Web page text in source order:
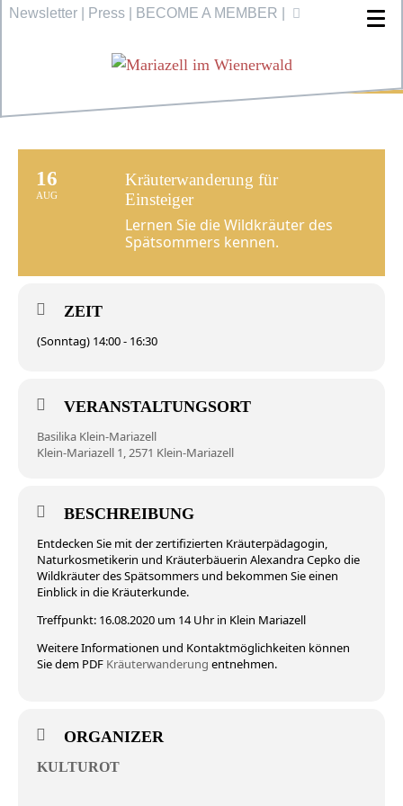
Newsletter Press BECOME A MEMBER
16
AUG
Kräuterwanderung für
Einsteiger
Lernen Sie die Wildkräuter des
Spätsommers kennen.
ZEIT
(Sonntag) 14:00 - 16:30
VERANSTALTUNGSORT
Basilika Klein-Mariazell
Klein-Mariazell 1, 2571 Klein-Mariazell
BESCHREIBUNG
Entdecken Sie mit der zertifizierten Kräuterpädagogin,
Naturkosmetikerin und Kräuterbäuerin Alexandra Cepko die
Wildkräuter des Spätsommers und bekommen Sie einen
Einblick in die Kräuterkunde.
Treffpunkt: 16.08.2020 um 14 Uhr in Klein Mariazell
Weitere Informationen und Kontaktmöglichkeiten können
Sie dem PDF Kräuterwanderung entnehmen.
ORGANIZER
KULTUROT